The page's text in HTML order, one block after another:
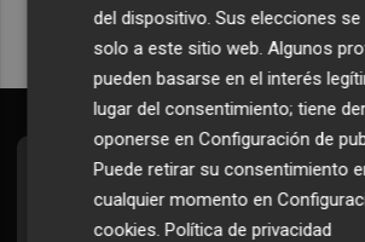
Suscríbete al
Todos los días a primera hora
del dispositivo. Sus elecciones se
solo a este sitio web. Algunos
pueden basarse en el interés
lugar del consentimiento; tiene
oponerse enConfiguración de
Puede retirar su consentimiento
cualquier momento en
cookies.Política de privacidad